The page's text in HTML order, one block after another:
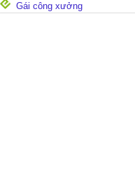
Gái công xưởng